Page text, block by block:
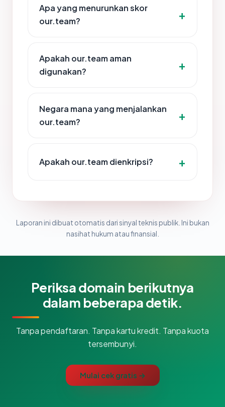
Apa yang menurunkan skor
our.team?
Apakah our.team aman
digunakan?
Negara mana yang menjalankan
our.team?
Apakah our.team dienkripsi?
Laporan ini dibuat otomatis dari sinyal teknis publik. Ini bukan
nasihat hukum atau finansial.
Periksa domain berikutnya
dalam beberapa detik.
Tanpa pendaftaran. Tanpa kartu kredit. Tanpa kuota
tersembunyi.
Mulai cek gratis →